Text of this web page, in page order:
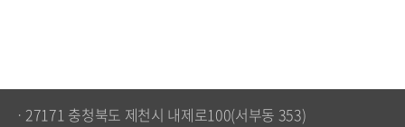
ㆍ27171 충청북도 제천시 내제로100(서부동 353)